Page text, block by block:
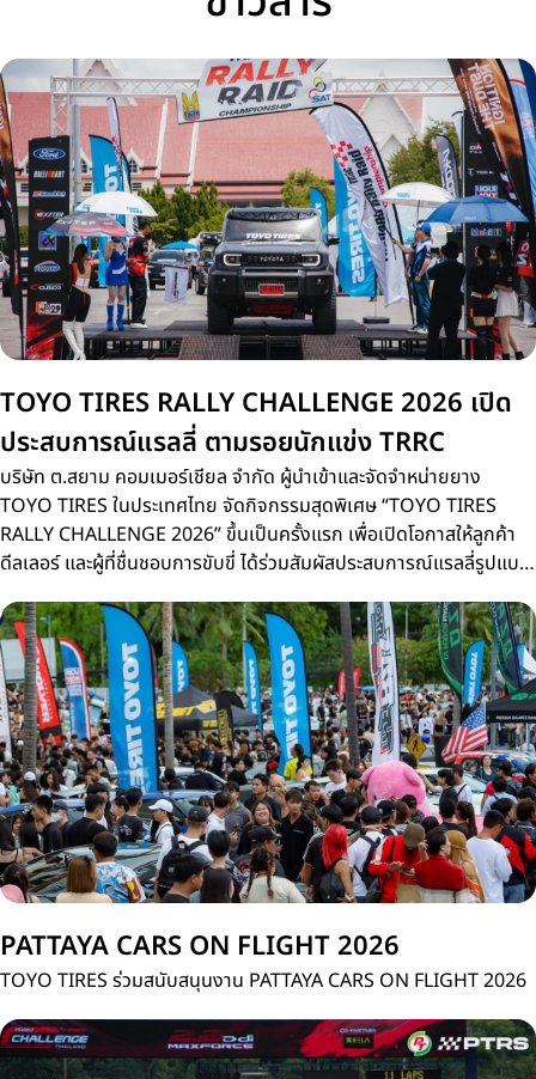
TOYO TIRES RALLY CHALLENGE 2026 เปิด
ประสบการณ์แรลลี่ ตามรอยนักแข่ง TRRC
บริษัท ต.สยาม คอมเมอร์เชียล จำกัด ผู้นำเข้าและจัดจำหน่ายยาง
TOYO TIRES ในประเทศไทย จัดกิจกรรมสุดพิเศษ “TOYO TIRES
RALLY CHALLENGE 2026” ขึ้นเป็นครั้งแรก เพื่อเปิดโอกาสให้ลูกค้า
ดีลเลอร์ และผู้ที่ชื่นชอบการขับขี่ ได้ร่วมสัมผัสประสบการณ์แรลลี่รูปแบบ
Championship 2026 (TRRC) ศึกรถยนต์แรลลี่ทางฝุ่นชิงแชมป์
ประเทศไทย
PATTAYA CARS ON FLIGHT 2026
TOYO TIRES ร่วมสนับสนุนงาน PATTAYA CARS ON FLIGHT 2026